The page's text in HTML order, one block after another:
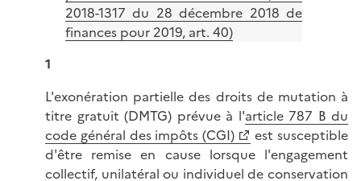
2018-1317 du 28 décembre 2018 de
finances pour 2019, art. 40)
1
L'exonération partielle des droits de mutation à
titre gratuit (DMTG) prévue à l'article 787 B du
code général des impôts (CGI)
est susceptible
d'être remise en cause lorsque l'engagement
collectif, unilatéral ou individuel de conservation